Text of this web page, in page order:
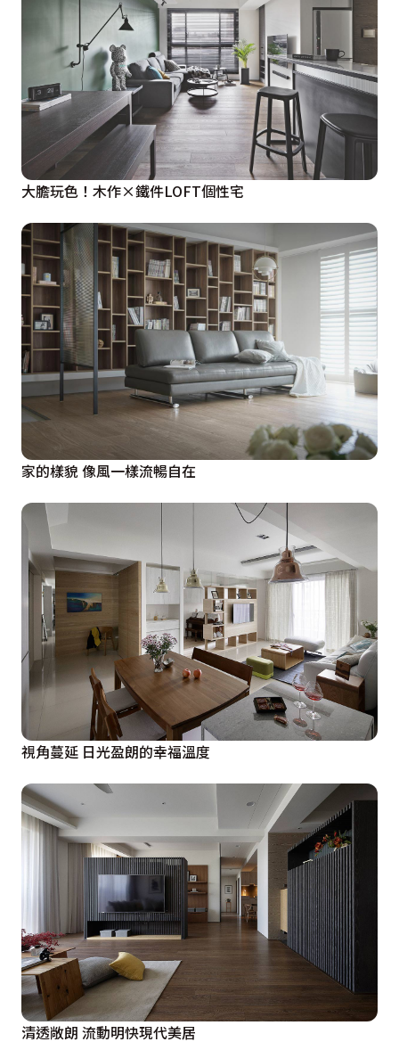
大膽玩色！木作×鐵件LOFT個性宅
家的樣貌 像風一樣流暢自在
視角蔓延 日光盈朗的幸福溫度
清透敞朗 流動明快現代美居